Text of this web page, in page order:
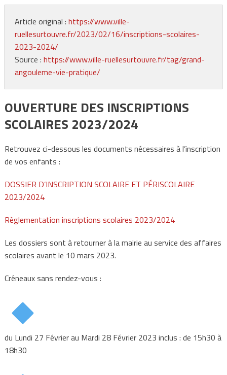
Article original : https://www.ville-
ruellesurtouvre.fr/2023/02/16/inscriptions-scolaires-
2023-2024/
Source : https://www.ville-ruellesurtouvre.fr/tag/grand-
angouleme-vie-pratique/
OUVERTURE DES INSCRIPTIONS
SCOLAIRES 2023/2024
Retrouvez ci-dessous les documents nécessaires à l’inscription
de vos enfants :
DOSSIER D’INSCRIPTION SCOLAIRE ET PÉRISCOLAIRE
2023/2024
Règlementation inscriptions scolaires 2023/2024
Les dossiers sont à retourner à la mairie au service des affaires
scolaires avant le 10 mars 2023.
Créneaux sans rendez-vous :
du Lundi 27 Février au Mardi 28 Février 2023 inclus : de 15h30 à
18h30